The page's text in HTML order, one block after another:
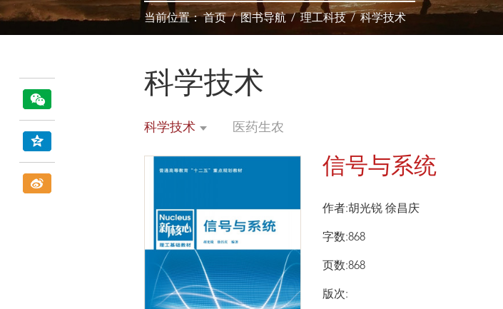
当前位置：首页/图书导航 / 理工科技 / 科学技术
科学技术
科学技术 医药生农
信号与系统
作者:胡光锐 徐昌庆
字数:868
页数:868
版次: